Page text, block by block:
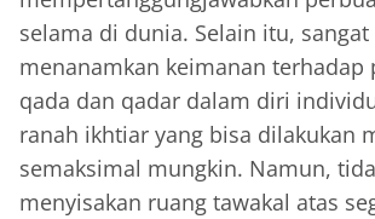
selama di dunia. Selain itu,
menanamkan keimanan terhadap
qada dan qadar dalam diri
ranah ikhtiar yang bisa dilakukan
semaksimal mungkin. Namun,
menyisakan ruang tawakal atas